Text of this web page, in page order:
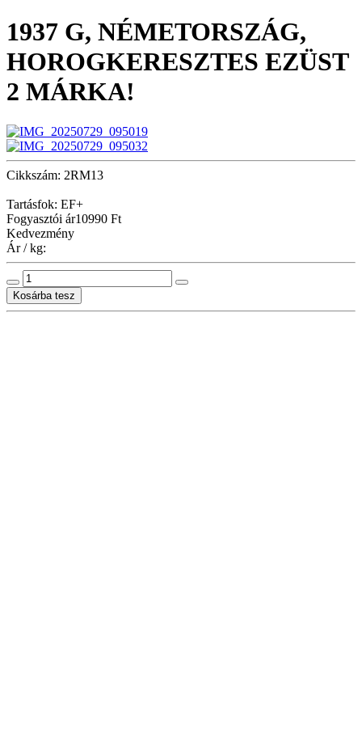
1937 G, NÉMETORSZÁG,
HOROGKERESZTES EZÜST
2 MÁRKA!
Cikkszám: 2RM13
Tartásfok: EF+
Fogyasztói ár10990 Ft
Kedvezmény
Ár / kg: